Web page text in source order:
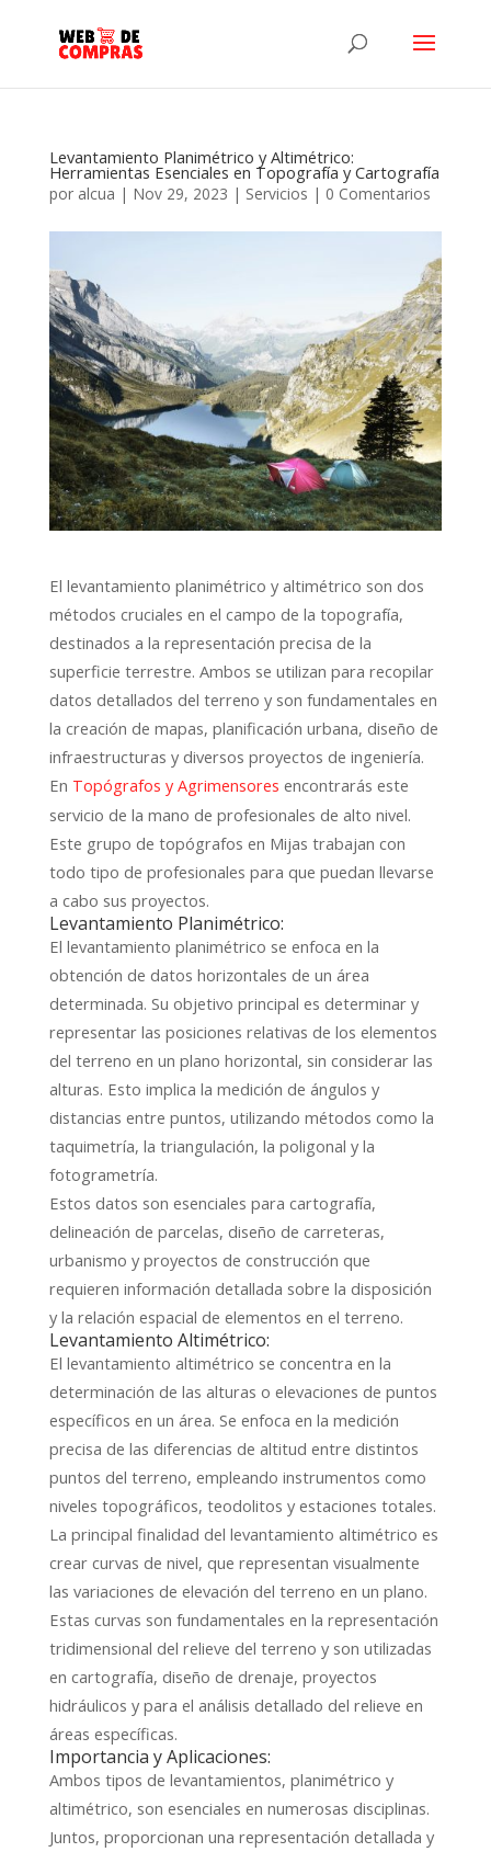
Levantamiento Planimétrico y Altimétrico:
Herramientas Esenciales en Topografía y Cartografía
por alcua | Nov 29, 2023 | Servicios | 0 Comentarios
El levantamiento planimétrico y altimétrico son dos
métodos cruciales en el campo de la topografía,
destinados a la representación precisa de la
superficie terrestre. Ambos se utilizan para recopilar
datos detallados del terreno y son fundamentales en
la creación de mapas, planificación urbana, diseño de
infraestructuras y diversos proyectos de ingeniería.
En Topógrafos y Agrimensores encontrarás este
servicio de la mano de profesionales de alto nivel.
Este grupo de topógrafos en Mijas trabajan con
todo tipo de profesionales para que puedan llevarse
a cabo sus proyectos.
Levantamiento Planimétrico:
El levantamiento planimétrico se enfoca en la
obtención de datos horizontales de un área
determinada. Su objetivo principal es determinar y
representar las posiciones relativas de los elementos
del terreno en un plano horizontal, sin considerar las
alturas. Esto implica la medición de ángulos y
distancias entre puntos, utilizando métodos como la
taquimetría, la triangulación, la poligonal y la
fotogrametría.
Estos datos son esenciales para cartografía,
delineación de parcelas, diseño de carreteras,
urbanismo y proyectos de construcción que
requieren información detallada sobre la disposición
y la relación espacial de elementos en el terreno.
Levantamiento Altimétrico:
El levantamiento altimétrico se concentra en la
determinación de las alturas o elevaciones de puntos
específicos en un área. Se enfoca en la medición
precisa de las diferencias de altitud entre distintos
puntos del terreno, empleando instrumentos como
niveles topográficos, teodolitos y estaciones totales.
La principal finalidad del levantamiento altimétrico es
crear curvas de nivel, que representan visualmente
las variaciones de elevación del terreno en un plano.
Estas curvas son fundamentales en la representación
tridimensional del relieve del terreno y son utilizadas
en cartografía, diseño de drenaje, proyectos
hidráulicos y para el análisis detallado del relieve en
áreas específicas.
Importancia y Aplicaciones:
Ambos tipos de levantamientos, planimétrico y
altimétrico, son esenciales en numerosas disciplinas.
Juntos, proporcionan una representación detallada y